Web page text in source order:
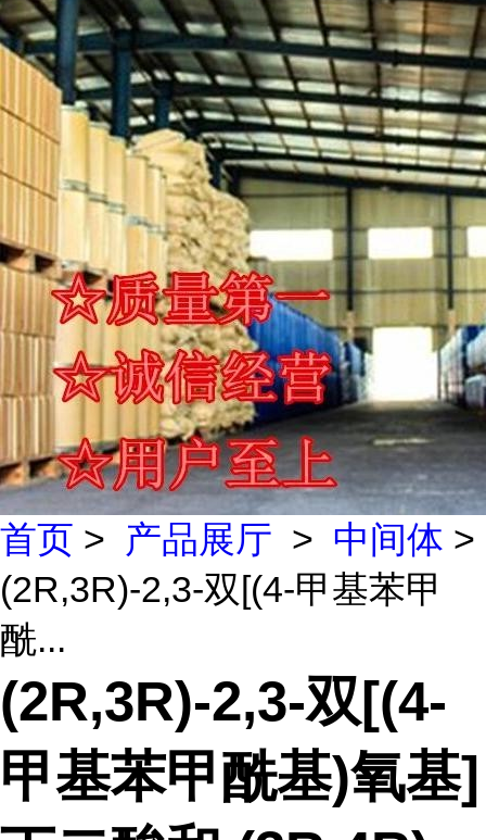
首页 > 产品展厅 > 中间体 >
(2R,3R)-2,3-双[(4-甲基苯甲
酰...
(2R,3R)-2,3-双[(4-
甲基苯甲酰基)氧基]